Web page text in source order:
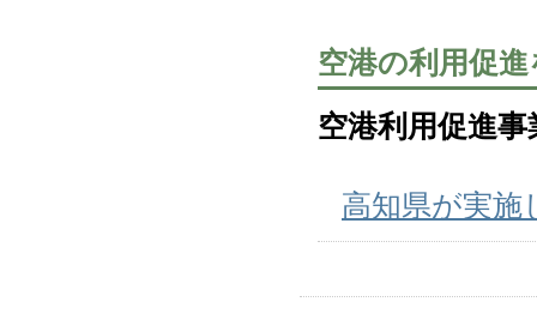
空港の利用促
空港利用促進事
高知県が実